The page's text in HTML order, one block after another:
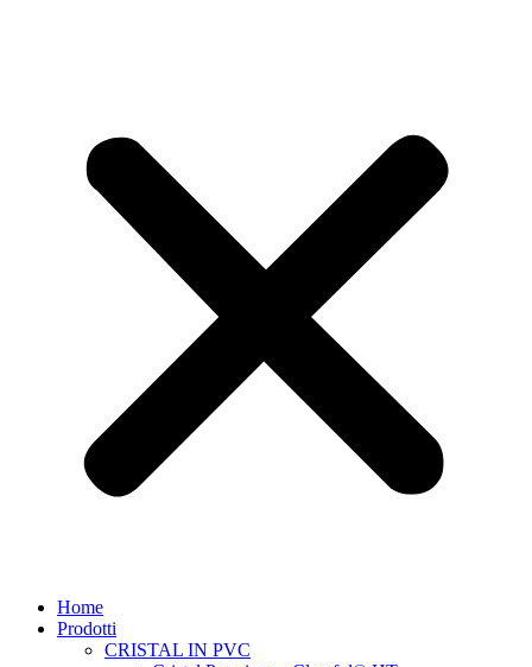
Home
Prodotti
CRISTAL IN PVC